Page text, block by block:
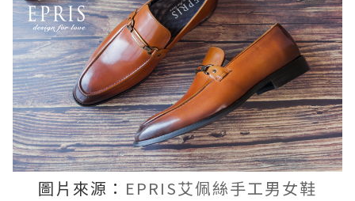
圖片來源： EPRIS艾佩絲手工男女鞋